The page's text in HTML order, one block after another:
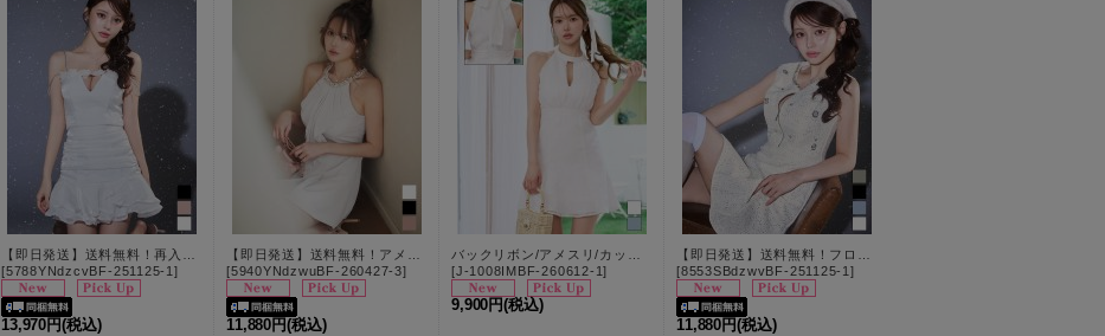
[5788YNdzcvBF-251125-1 ]
13,970円(税込)
[5940YNdzwuBF-260427-3]
11,880円(税込)
[J-1008IMBF-260612-1]
9,900円(税込)
[8553SBdzwvBF-251125-1 ]
11,880円(税込)